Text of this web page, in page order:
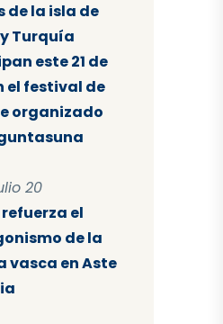
de la isla de
Turquía
este 21 de
el festival de
organizado
20
el
de la
vasca en Aste